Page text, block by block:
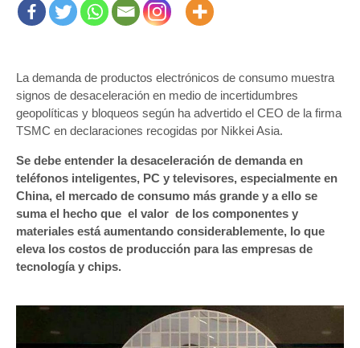
La demanda de productos electrónicos de consumo muestra
signos de desaceleración en medio de incertidumbres
geopolíticas y bloqueos según ha advertido el CEO de la firma
TSMC en declaraciones recogidas por Nikkei Asia.
Se debe entender la desaceleración de demanda en
teléfonos inteligentes, PC y televisores, especialmente en
China, el mercado de consumo más grande y a ello se
suma el hecho que el valor de los componentes y
materiales está aumentando considerablemente, lo que
eleva los costos de producción para las empresas de
tecnología y chips.